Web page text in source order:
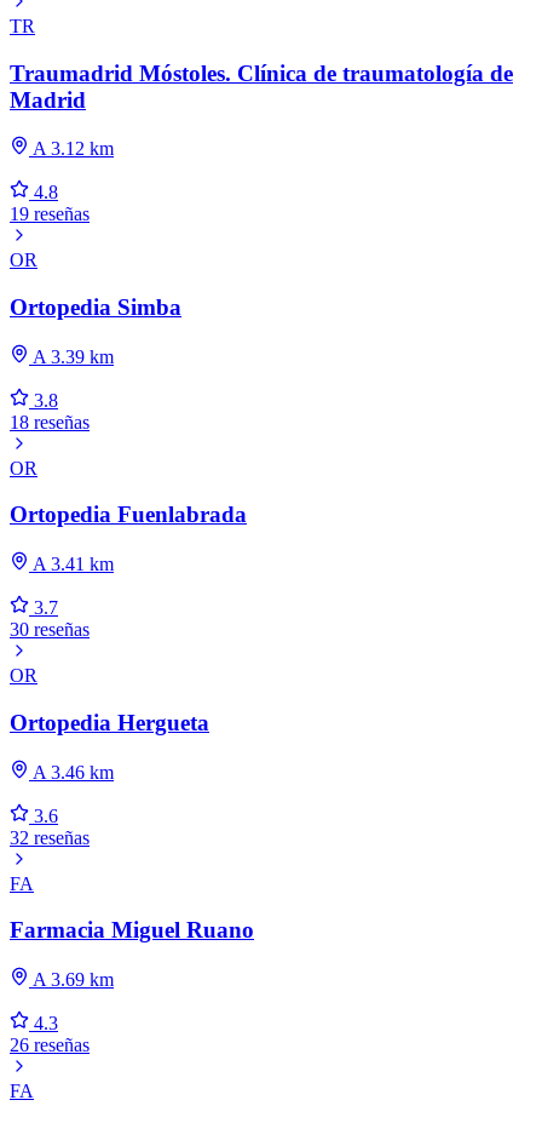
TR
Traumadrid Móstoles. Clínica de traumatología de
Madrid
A 3.12 km
4.8
19 reseñas
OR
Ortopedia Simba
A 3.39 km
3.8
18 reseñas
OR
Ortopedia Fuenlabrada
A 3.41 km
3.7
30 reseñas
OR
Ortopedia Hergueta
A 3.46 km
3.6
32 reseñas
FA
Farmacia Miguel Ruano
A 3.69 km
4.3
26 reseñas
FA